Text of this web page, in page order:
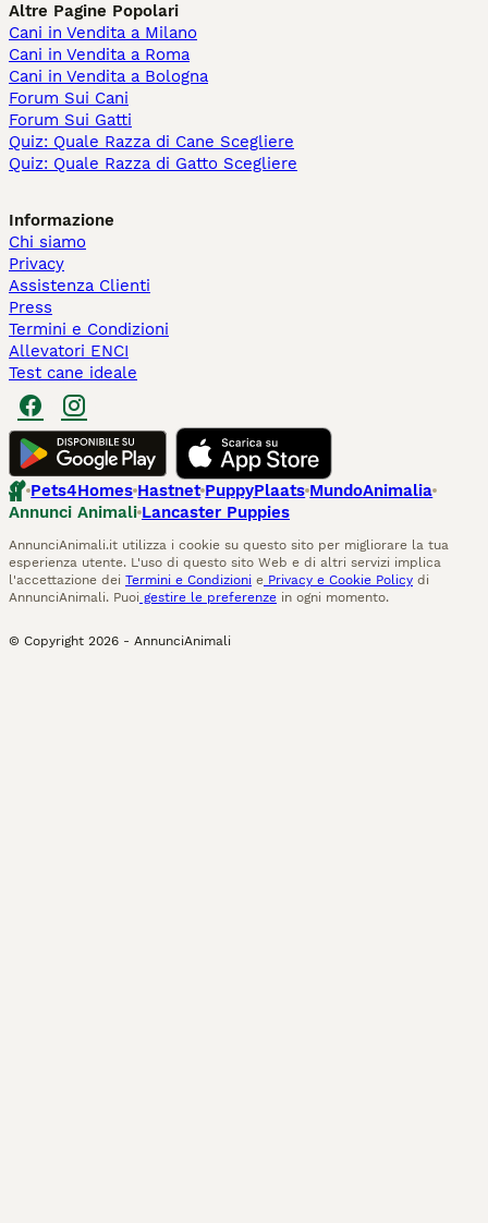
Altre Pagine Popolari
Cani in Vendita a Milano
Cani in Vendita a Roma
Cani in Vendita a Bologna
Forum Sui Cani
Forum Sui Gatti
Quiz: Quale Razza di Cane Scegliere
Quiz: Quale Razza di Gatto Scegliere
Informazione
Chi siamo
Privacy
Assistenza Clienti
Press
Termini e Condizioni
Allevatori ENCI
Test cane ideale
Pets4Homes Hastnet PuppyPlaats MundoAnimalia
Annunci Animali Lancaster Puppies
AnnunciAnimali.it utilizza i cookie su questo sito per migliorare la tua
esperienza utente. L'uso di questo sito Web e di altri servizi implica
l'accettazione dei Termini e Condizioni e Privacy e Cookie Policy di
AnnunciAnimali. Puoi gestire le preferenze in ogni momento.
© Copyright 2026 - AnnunciAnimali